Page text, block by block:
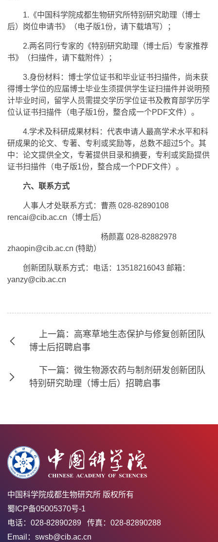
1.《中国科学院成都生物研究所特别研究助理（博士
后）岗位申请书》（电子版1份，请下载填写）；
2.两名同行专家的《特别研究助理（博士后）专家推荐
书》（扫描件，请下载附件）；
3.身份材料：博士学位证书和毕业证书扫描件，尚未获
得博士学位的应届博士毕业生须提供学生证扫描件并说明预
计毕业时间，留学人员需提交学历学位证书及教育部学历学
位认证书扫描件（电子版1份，整合成一个PDF文件）。
4.学术及科研成果材料：代表申请人最高学术水平和科
研成果的论文、专著、专利或奖励等，总数不超过5个。其
中：论文提供全文，专著提供目录和摘要，专利或奖励提供
证书扫描件（电子版1份，整合成一个PDF文件）。
六、联系方式
人事人才处联系方式：曹燕 028-82890108
rencai@cib.ac.cn（博士后）
杨颜嘉 028-82882978
zhaopin@cib.ac.cn (特助）
创新团队联系方式：电话：13518216043 邮箱：
yanzy@cib.ac.cn
上一篇：高寒草地生态保护与修复创新团队
博士后招聘启事
下一篇：微生物源农药与制剂研发创新团队
特别研究助理（博士后）招聘启事
中国科学院成都生物研究所 版权所有
蜀ICP备05005370号-1
电话：028-82890289 传真：028-82890288
Email：swsb@cib.ac.cn